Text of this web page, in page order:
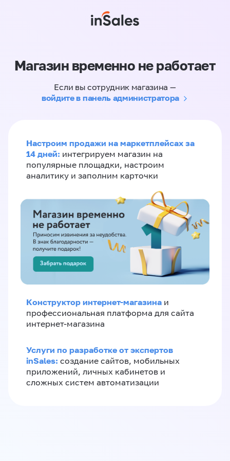
Магазин временно не работает
Если вы сотрудник магазина —
войдите в панель администратора
Настроим продажи на маркетплейсах за
14 дней: интегрируем магазин на
популярные площадки, настроим
аналитику и заполним карточки
Конструктор интернет-магазина и
профессиональная платформа для сайта
интернет-магазина
Услуги по разработке от экспертов
inSales: создание сайтов, мобильных
приложений, личных кабинетов и
сложных систем автоматизации